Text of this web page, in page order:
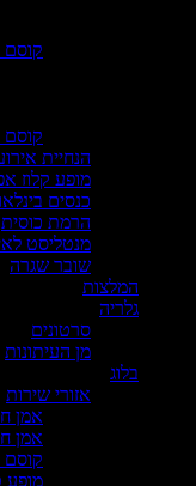
קוסם
קוסם
הנחיית אירועים
מופע קלוז אפ
כנסים
הרמת כוסית
מנטליסט
שובר שגרה
המלצות
גלריה
סרטונים
מן העיתונות
בלוג
אזורי שירות
אמן
אמן
קוסם
מופע